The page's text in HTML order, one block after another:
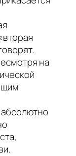
на
абсолютно